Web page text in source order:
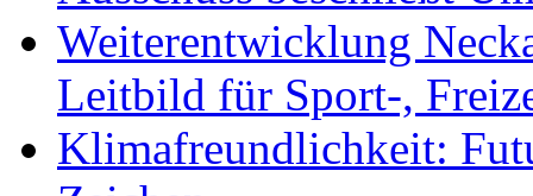
Weiterentwicklung
Leitbild für Sport-,
Klimafreundlichkeit: